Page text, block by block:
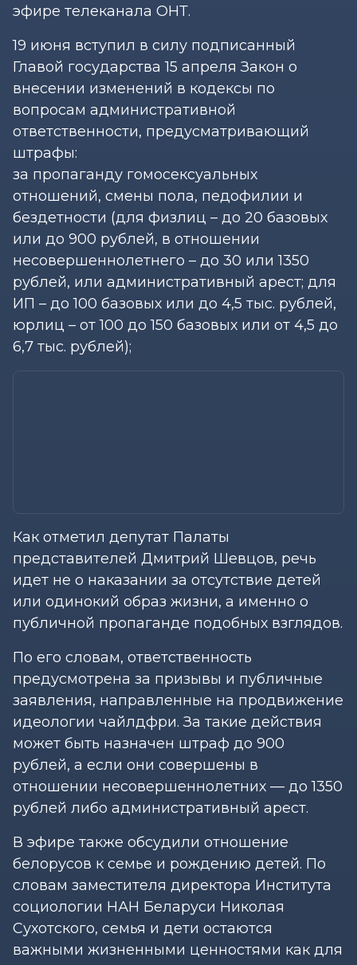
эфире телеканала ОНТ.
19 июня вступил в силу подписанный
Главой государства 15 апреля Закон о
внесении изменений в кодексы по
вопросам административной
ответственности, предусматривающий
штрафы:
за пропаганду гомосексуальных
отношений, смены пола, педофилии и
бездетности (для физлиц – до 20 базовых
или до 900 рублей, в отношении
несовершеннолетнего – до 30 или 1350
рублей, или административный арест; для
ИП – до 100 базовых или до 4,5 тыс. рублей,
юрлиц – от 100 до 150 базовых или от 4,5 до
6,7 тыс. рублей);
Как отметил депутат Палаты
представителей Дмитрий Шевцов, речь
идет не о наказании за отсутствие детей
или одинокий образ жизни, а именно о
публичной пропаганде подобных взглядов.
По его словам, ответственность
предусмотрена за призывы и публичные
заявления, направленные на продвижение
идеологии чайлдфри. За такие действия
может быть назначен штраф до 900
рублей, а если они совершены в
отношении несовершеннолетних — до 1350
рублей либо административный арест.
В эфире также обсудили отношение
белорусов к семье и рождению детей. По
словам заместителя директора Института
социологии НАН Беларуси Николая
Сухотского, семья и дети остаются
важными жизненными ценностями как для